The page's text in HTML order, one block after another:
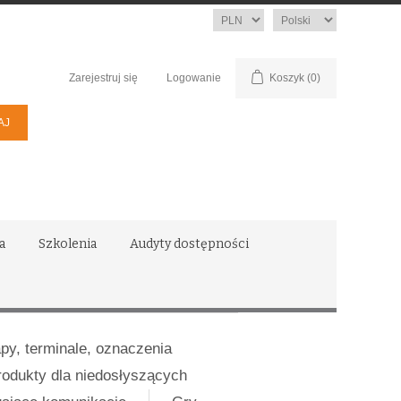
Język
Waluta
Zarejestruj się Logowanie Koszyk (0)
Szkolenia Audyty dostępności
terminale, oznaczenia
dla niedosłyszących